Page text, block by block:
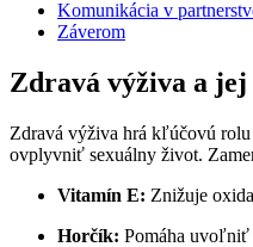
Komunikácia v
Záverom
Zdravá výživa a jej
Zdravá výživa hrá kľúčovú rolu
ovplyvniť sexuálny život.
Vitamín E: Znižuje
Horčík: Pomáha uvoľniť